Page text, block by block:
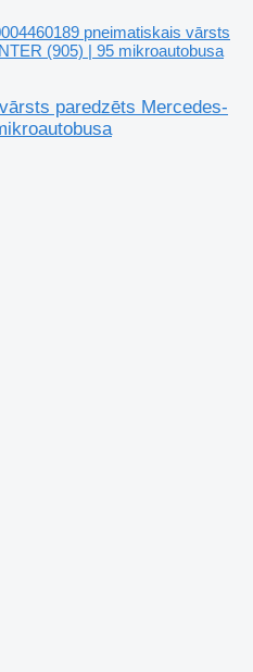
pneimatiskais vārsts
(905) | 95 mikroautobusa
paredzēts Mercedes-